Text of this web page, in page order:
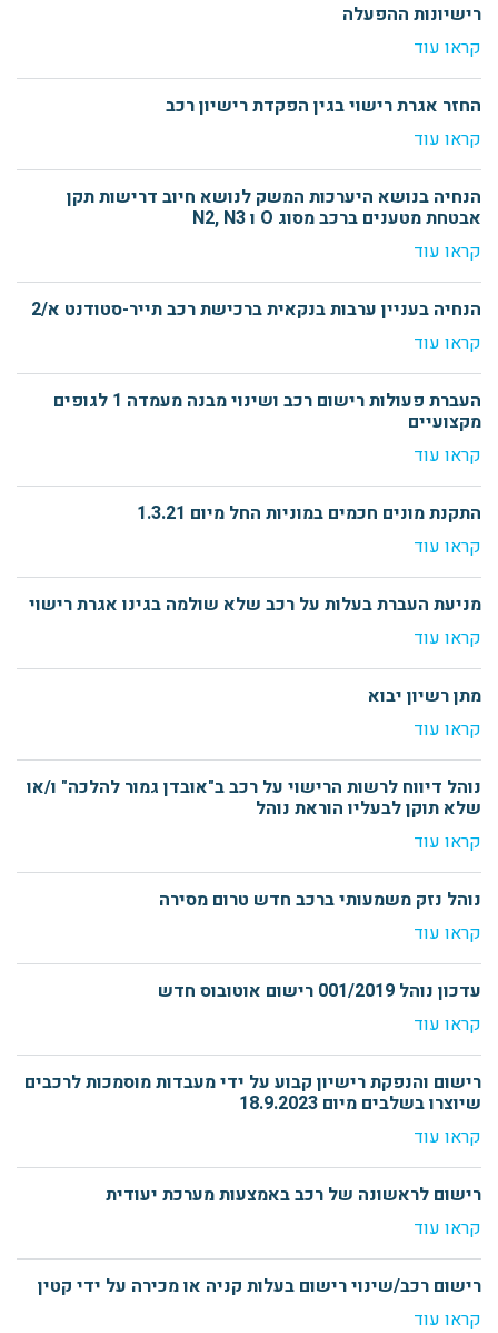
רישיונות ההפעלה
קראו עוד
החזר אגרת רישוי בגין הפקדת רישיון רכב
קראו עוד
הנחיה בנושא היערכות המשק לנושא חיוב דרישות תקן
אבטחת מטענים ברכב מסוג O ו N2, N3
קראו עוד
הנחיה בעניין ערבות בנקאית ברכישת רכב תייר-סטודנט א/2
קראו עוד
העברת פעולות רישום רכב ושינוי מבנה מעמדה 1 לגופים
מקצועיים
קראו עוד
התקנת מונים חכמים במוניות החל מיום 1.3.21
קראו עוד
מניעת העברת בעלות על רכב שלא שולמה בגינו אגרת רישוי
קראו עוד
מתן רשיון יבוא
קראו עוד
נוהל דיווח לרשות הרישוי על רכב ב"אובדן גמור להלכה" ו/או
שלא תוקן לבעליו הוראת נוהל
קראו עוד
נוהל נזק משמעותי ברכב חדש טרום מסירה
קראו עוד
עדכון נוהל 001/2019 רישום אוטובוס חדש
קראו עוד
רישום והנפקת רישיון קבוע על ידי מעבדות מוסמכות לרכבים
שיוצרו בשלבים מיום 18.9.2023
קראו עוד
רישום לראשונה של רכב באמצעות מערכת יעודית
קראו עוד
רישום רכב/שינוי רישום בעלות קניה או מכירה על ידי קטין
קראו עוד